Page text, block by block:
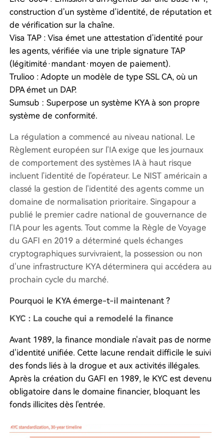
construction d'un système d'identité, de réputation et
de vérification sur la chaîne.
Visa TAP : Visa émet une attestation d'identité pour
les agents, vérifiée via une triple signature TAP
(légitimité·mandant·moyen de paiement).
Trulioo : Adopte un modèle de type SSL CA, où un
DPA émet un DAP.
Sumsub : Superpose un système KYA à son propre
système de conformité.
La régulation a commencé au niveau national. Le
Règlement européen sur l'IA exige que les journaux
de comportement des systèmes IA à haut risque
incluent l'identité de l'opérateur. Le NIST américain a
classé la gestion de l'identité des agents comme un
domaine de normalisation prioritaire. Singapour a
publié le premier cadre national de gouvernance de
l'IA pour les agents. Tout comme la Règle de Voyage
du GAFI en 2019 a déterminé quels échanges
cryptographiques survivraient, la possession ou non
d'une infrastructure KYA déterminera qui accédera au
prochain cycle du marché.
Pourquoi le KYA émerge-t-il maintenant ?
KYC : La couche qui a remodelé la finance
Avant 1989, la finance mondiale n'avait pas de norme
d'identité unifiée. Cette lacune rendait difficile le suivi
des fonds liés à la drogue et aux activités illégales.
Après la création du GAFI en 1989, le KYC est devenu
obligatoire dans le domaine financier, bloquant les
fonds illicites dès l'entrée.